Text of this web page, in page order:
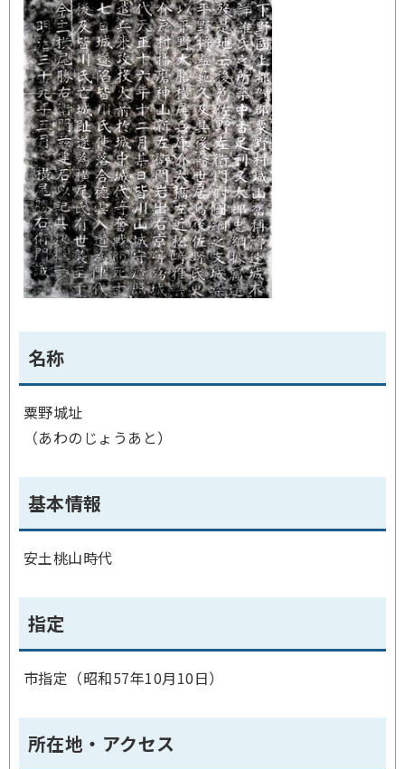
名称
粟野城址
（あわのじょうあと）
基本情報
安土桃山時代
指定
市指定（昭和57年10月10日）
所在地・アクセス